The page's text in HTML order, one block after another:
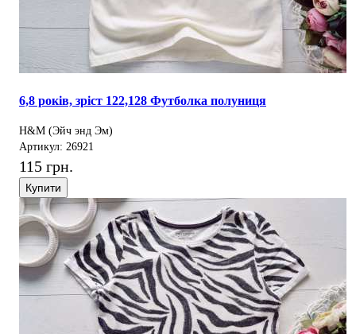
6,8 років, зріст 122,128 Футболка полуниця
H&M (Эйч энд Эм)
Артикул: 26921
115 грн.
Купити